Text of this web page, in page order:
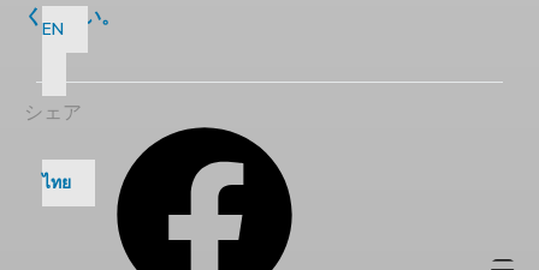
EN
ไทย
ください。
シェア